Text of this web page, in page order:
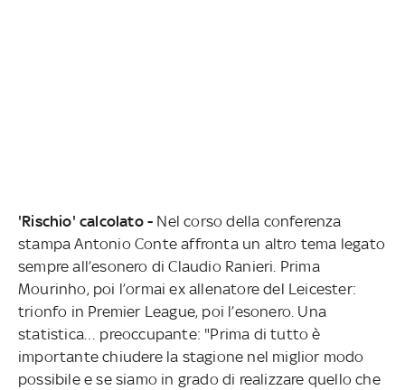
'Rischio' calcolato - Nel corso della conferenza
stampa Antonio Conte affronta un altro tema legato
sempre all’esonero di Claudio Ranieri. Prima
Mourinho, poi l’ormai ex allenatore del Leicester:
trionfo in Premier League, poi l’esonero. Una
statistica… preoccupante: "Prima di tutto è
importante chiudere la stagione nel miglior modo
possibile e se siamo in grado di realizzare quello che